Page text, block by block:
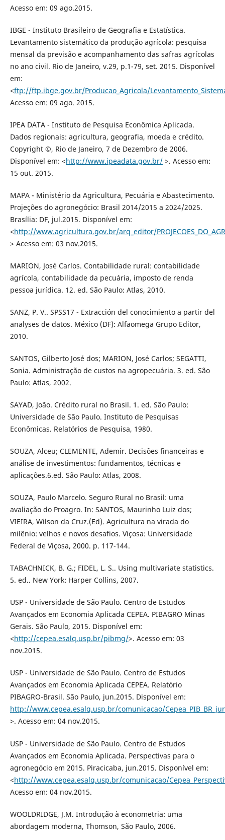
Acesso em: 09 ago.2015.
IBGE - Instituto Brasileiro de Geografia e Estatística.
Levantamento sistemático da produção agrícola: pesquisa
mensal da previsão e acompanhamento das safras agrícolas
no ano civil. Rio de Janeiro, v.29, p.1-79, set. 2015. Disponível
em:
<ftp://ftp.ibge.gov.br/Producao_Agricola/
Acesso em: 09 ago. 2015.
IPEA DATA - Instituto de Pesquisa Econômica Aplicada.
Dados regionais: agricultura, geografia, moeda e crédito.
Copyright ©, Rio de Janeiro, 7 de Dezembro de 2006.
Disponível em: <http://www.ipeadata.gov.br/>. Acesso em:
15 out. 2015.
MAPA - Ministério da Agricultura, Pecuária e Abastecimento.
Projeções do agronegócio: Brasil 2014/2015 a 2024/2025.
Brasília: DF, jul.2015. Disponível em:
<http://www.agricultura.gov.br/arq_editor/
> Acesso em: 03 nov.2015.
MARION, José Carlos. Contabilidade rural: contabilidade
agrícola, contabilidade da pecuária, imposto de renda
pessoa jurídica. 12. ed. São Paulo: Atlas, 2010.
SANZ, P. V.. SPSS17 - Extracción del conocimiento a partir del
analyses de datos. México (DF): Alfaomega Grupo Editor,
2010.
SANTOS, Gilberto José dos; MARION, José Carlos; SEGATTI,
Sonia. Administração de custos na agropecuária. 3. ed. São
Paulo: Atlas, 2002.
SAYAD, João. Crédito rural no Brasil. 1. ed. São Paulo:
Universidade de São Paulo. Instituto de Pesquisas
Econômicas. Relatórios de Pesquisa, 1980.
SOUZA, Alceu; CLEMENTE, Ademir. Decisões financeiras e
análise de investimentos: fundamentos, técnicas e
aplicações.6.ed. São Paulo: Atlas, 2008.
SOUZA, Paulo Marcelo. Seguro Rural no Brasil: uma
avaliação do Proagro. In: SANTOS, Maurinho Luiz dos;
VIEIRA, Wilson da Cruz.(Ed). Agricultura na virada do
milênio: velhos e novos desafios. Viçosa: Universidade
Federal de Viçosa, 2000. p. 117-144.
TABACHNICK, B. G.; FIDEL, L. S.. Using multivariate statistics.
5. ed.. New York: Harper Collins, 2007.
USP - Universidade de São Paulo. Centro de Estudos
Avançados em Economia Aplicada CEPEA. PIBAGRO Minas
Gerais. São Paulo, 2015. Disponível em:
<http://cepea.esalq.usp.br/pibmg/>. Acesso em: 03
nov.2015.
USP - Universidade de São Paulo. Centro de Estudos
Avançados em Economia Aplicada CEPEA. Relatório
PIBAGRO-Brasil. São Paulo, jun.2015. Disponível em:
http://www.cepea.esalq.usp.br/comunicacao/
>. Acesso em: 04 nov.2015.
USP - Universidade de São Paulo. Centro de Estudos
Avançados em Economia Aplicada. Perspectivas para o
agronegócio em 2015. Piracicaba, jun.2015. Disponível em:
<http://www.cepea.esalq.usp.br/comunicacao/
Acesso em: 04 nov.2015.
WOOLDRIDGE, J.M. Introdução à econometria: uma
abordagem moderna, Thomson, São Paulo, 2006.